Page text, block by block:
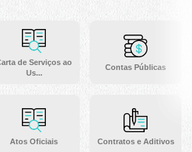
de Serviços ao
Us...
Atos Oficiais
Contas Públicas
Contratos e Aditivos